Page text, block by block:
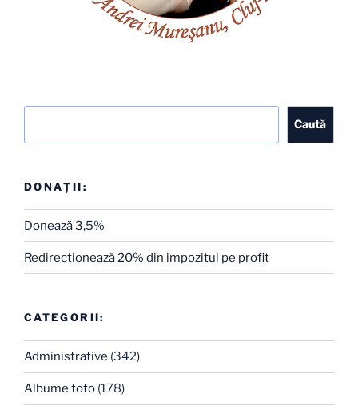
Caută
DONAȚII:
Donează 3,5%
Redirecţionează 20% din impozitul pe profit
CATEGORII:
Administrative (342)
Albume foto (178)